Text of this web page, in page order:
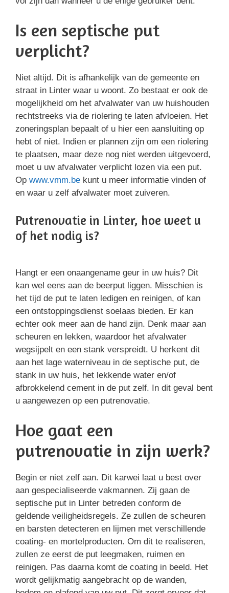
Is een septische put
verplicht?
Niet altijd. Dit is afhankelijk van de gemeente en
straat in Linter waar u woont. Zo bestaat er ook de
mogelijkheid om het afvalwater van uw huishouden
rechtstreeks via de riolering te laten afvloeien. Het
zoneringsplan bepaalt of u hier een aansluiting op
hebt of niet. Indien er plannen zijn om een riolering
te plaatsen, maar deze nog niet werden uitgevoerd,
moet u uw afvalwater verplicht lozen via een put.
Op www.vmm.be kunt u meer informatie vinden of
en waar u zelf afvalwater moet zuiveren.
Putrenovatie in Linter, hoe weet u
of het nodig is?
Hangt er een onaangename geur in uw huis? Dit
kan wel eens aan de beerput liggen. Misschien is
het tijd de put te laten ledigen en reinigen, of kan
een ontstoppingsdienst soelaas bieden. Er kan
echter ook meer aan de hand zijn. Denk maar aan
scheuren en lekken, waardoor het afvalwater
wegsijpelt en een stank verspreidt. U herkent dit
aan het lage waterniveau in de septische put, de
stank in uw huis, het lekkende water en/of
afbrokkelend cement in de put zelf. In dit geval bent
u aangewezen op een putrenovatie.
Hoe gaat een
putrenovatie in zijn werk?
Begin er niet zelf aan. Dit karwei laat u best over
aan gespecialiseerde vakmannen. Zij gaan de
septische put in Linter betreden conform de
geldende veiligheidsregels. Ze zullen de scheuren
en barsten detecteren en lijmen met verschillende
coating- en mortelproducten. Om dit te realiseren,
zullen ze eerst de put leegmaken, ruimen en
reinigen. Pas daarna komt de coating in beeld. Het
wordt gelijkmatig aangebracht op de wanden,